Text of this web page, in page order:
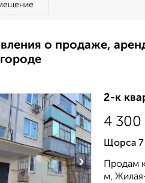
о продаже,
›
2-к
4
Щорса 7
Продам
м,